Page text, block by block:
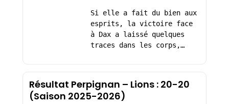
Si elle a fait du bien aux
esprits, la victoire face
à Dax a laissé quelques
traces dans les corps,…
Résultat Perpignan – Lions : 20-20
(Saison 2025-2026)